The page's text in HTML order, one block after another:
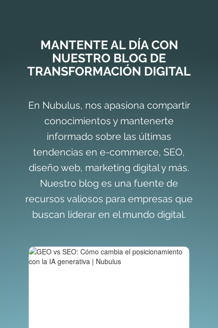
MANTENTE AL DÍA CON
NUESTRO BLOG DE
TRANSFORMACIÓN DIGITAL
En Nubulus, nos apasiona compartir
conocimientos y mantenerte
informado sobre las últimas
tendencias en e-commerce, SEO,
diseño web, marketing digital y más.
Nuestro blog es una fuente de
recursos valiosos para empresas que
buscan liderar en el mundo digital.